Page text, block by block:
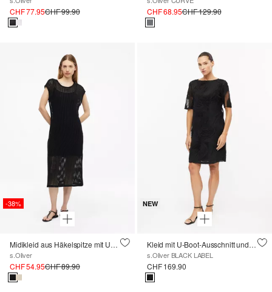
CHF 77.95CHF 99.90 CHF 68.95CHF 129.90
-38%
Midikleid aus Häkelspitze mit Unterkleid
s.Oliver
CHF 54.95CHF 89.90
NEW
Kleid mit U-Boot-Ausschnitt und Chiffon-Wellen-Muster
s.Oliver BLACK LABEL
CHF 169.90